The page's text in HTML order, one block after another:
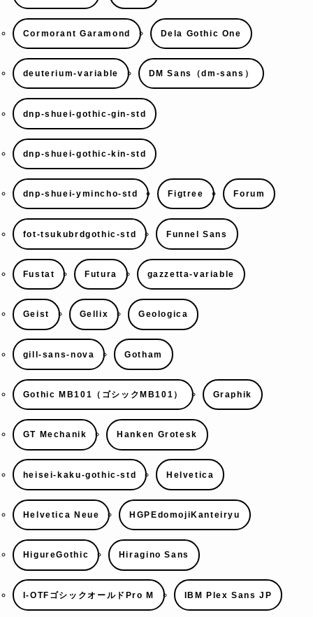
Cormorant Garamond Dela Gothic One
deuterium-variable DM Sans（dm-sans）
dnp-shuei-gothic-gin-std
dnp-shuei-gothic-kin-std
dnp-shuei-ymincho-std Figtree Forum
fot-tsukubrdgothic-std Funnel Sans
Fustat Futura gazzetta-variable
Geist Gellix Geologica
gill-sans-nova Gotham
Gothic MB101（ゴシックMB101） Graphik
GT Mechanik Hanken Grotesk
heisei-kaku-gothic-std Helvetica
Helvetica Neue HGPEdomojiKanteiryu
HigureGothic Hiragino Sans
I-OTFゴシックオールドPro M IBM Plex Sans JP